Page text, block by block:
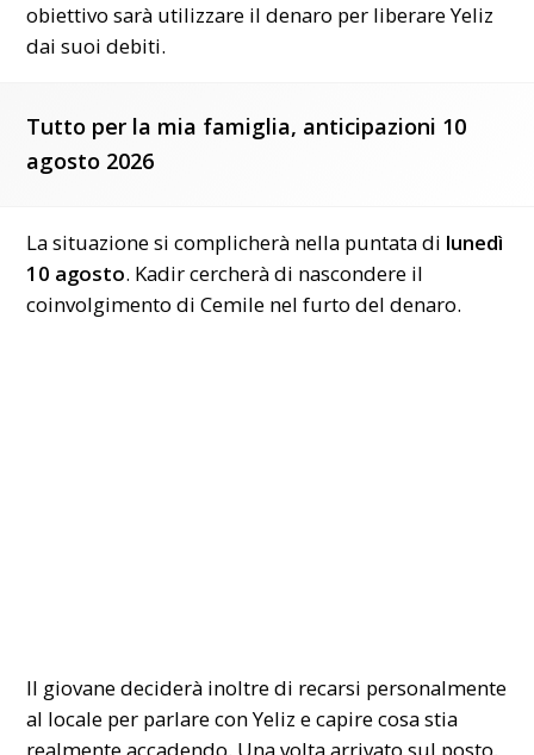
obiettivo sarà utilizzare il denaro per liberare Yeliz
dai suoi debiti.
Tutto per la mia famiglia, anticipazioni 10
agosto 2026
La situazione si complicherà nella puntata di lunedì
10 agosto. Kadir cercherà di nascondere il
coinvolgimento di Cemile nel furto del denaro.
Il giovane deciderà inoltre di recarsi personalmente
al locale per parlare con Yeliz e capire cosa stia